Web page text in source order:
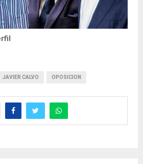
JAVIER CALVO OPOSICION